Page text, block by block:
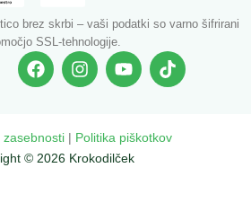
brez skrbi – vaši podatki so varno šifrirani
SSL-tehnologije.
© 2026 Krokodilček
zasebnosti | Politika piškotkov